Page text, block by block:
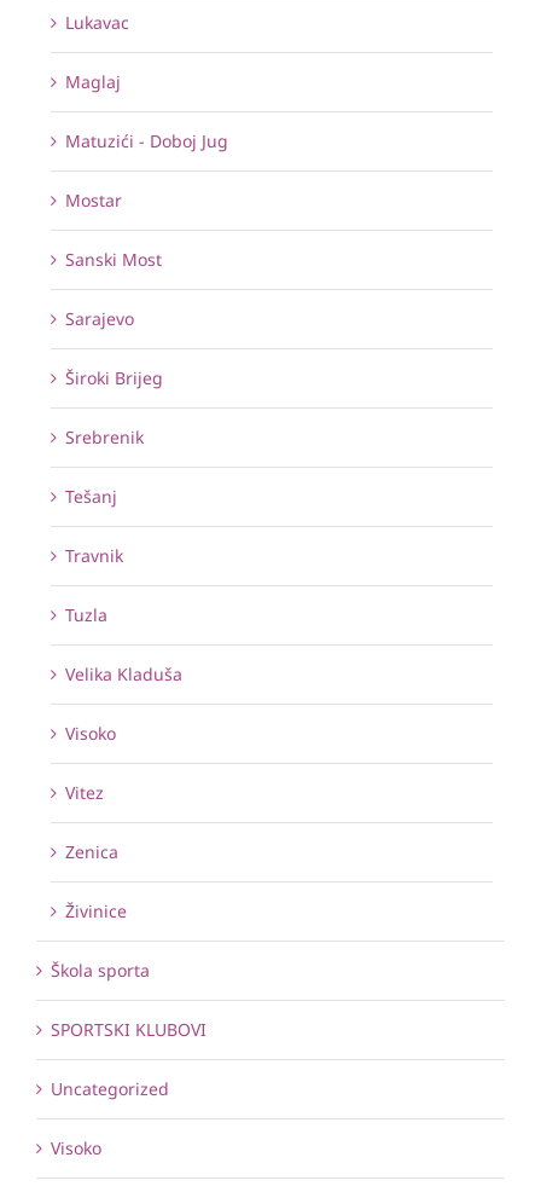
Lukavac
Maglaj
Matuzići - Doboj Jug
Mostar
Sanski Most
Sarajevo
Široki Brijeg
Srebrenik
Tešanj
Travnik
Tuzla
Velika Kladuša
Visoko
Vitez
Zenica
Živinice
Škola sporta
SPORTSKI KLUBOVI
Uncategorized
Visoko